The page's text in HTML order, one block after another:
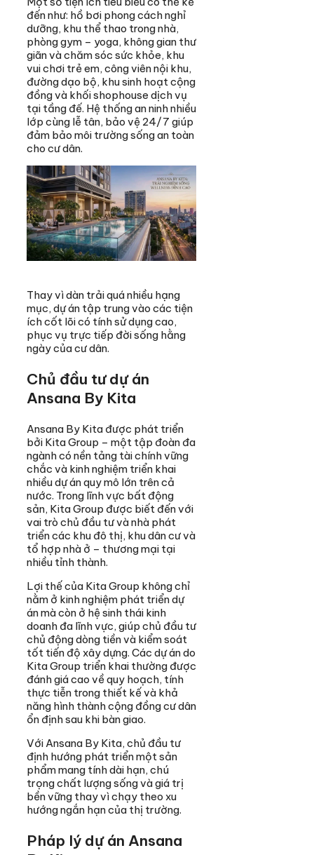
đến như: hồ bơi phong cách nghỉ
dưỡng, khu thể thao trong nhà,
phòng gym – yoga, không gian thư
giãn và chăm sóc sức khỏe, khu
vui chơi trẻ em, công viên nội khu,
đường dạo bộ, khu sinh hoạt cộng
đồng và khối shophouse dịch vụ
tại tầng đế. Hệ thống an ninh nhiều
lớp cùng lễ tân, bảo vệ 24/7 giúp
đảm bảo môi trường sống an toàn
cho cư dân.
Thay vì dàn trải quá nhiều hạng
mục, dự án tập trung vào các tiện
ích cốt lõi có tính sử dụng cao,
phục vụ trực tiếp đời sống hằng
ngày của cư dân.
Chủ đầu tư dự án
Ansana By Kita
Ansana By Kita được phát triển
bởi Kita Group – một tập đoàn đa
ngành có nền tảng tài chính vững
chắc và kinh nghiệm triển khai
nhiều dự án quy mô lớn trên cả
nước. Trong lĩnh vực bất động
sản, Kita Group được biết đến với
vai trò chủ đầu tư và nhà phát
triển các khu đô thị, khu dân cư và
tổ hợp nhà ở – thương mại tại
nhiều tỉnh thành.
Lợi thế của Kita Group không chỉ
nằm ở kinh nghiệm phát triển dự
án mà còn ở hệ sinh thái kinh
doanh đa lĩnh vực, giúp chủ đầu tư
chủ động dòng tiền và kiểm soát
tốt tiến độ xây dựng. Các dự án do
Kita Group triển khai thường được
đánh giá cao về quy hoạch, tính
thực tiễn trong thiết kế và khả
năng hình thành cộng đồng cư dân
ổn định sau khi bàn giao.
Với Ansana By Kita, chủ đầu tư
định hướng phát triển một sản
phẩm mang tính dài hạn, chú
trọng chất lượng sống và giá trị
bền vững thay vì chạy theo xu
hướng ngắn hạn của thị trường.
Pháp lý dự án Ansana